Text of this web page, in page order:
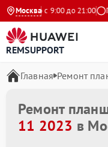
Москвас 9:00 до 21:00
REMSUPPORT
Главная Ремонт
Ремонт
11 2023 в